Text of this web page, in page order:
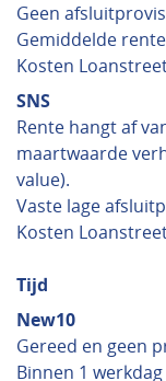
Geen
Gemiddelde
Kosten
SNS
Rente hangt af
maartwaarde
value).
Vaste lage
Kosten
Tijd
New10
Gereed en geen
Binnen 1